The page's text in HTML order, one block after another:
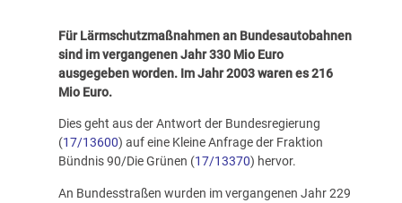
Für Lärmschutzmaßnahmen an Bundesautobahnen
sind im vergangenen Jahr 330 Mio Euro
ausgegeben worden. Im Jahr 2003 waren es 216
Mio Euro.
Dies geht aus der Antwort der Bundesregierung
(17/13600) auf eine Kleine Anfrage der Fraktion
Bündnis 90/Die Grünen (17/13370) hervor.
An Bundesstraßen wurden im vergangenen Jahr 229